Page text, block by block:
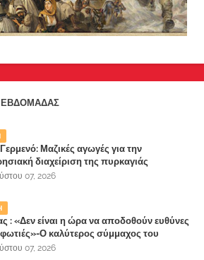
ΕΒΔΟΜΆΔΑΣ
Μαζικές αγωγές για την
διαχείριση της πυρκαγιάς
οι κάτοικοι!
07, 2026
: «Δεν είναι η ώρα να αποδοθούν ευθύνες
φωτιές»-Ο καλύτερος σύμμαχος του
07, 2026